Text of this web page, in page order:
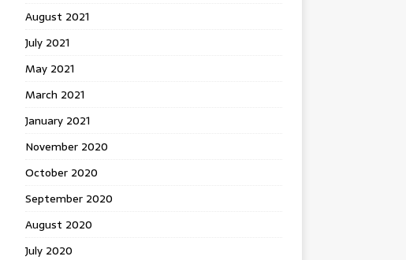
August 2021
July 2021
May 2021
March 2021
January 2021
November 2020
October 2020
September 2020
August 2020
July 2020